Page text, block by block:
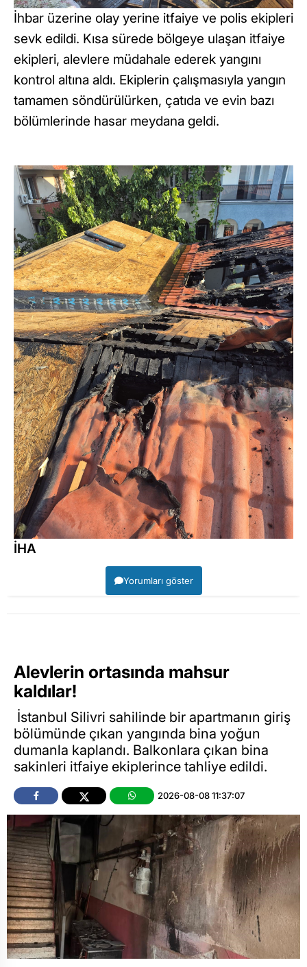
İhbar üzerine olay yerine itfaiye ve polis ekipleri
sevk edildi. Kısa sürede bölgeye ulaşan itfaiye
ekipleri, alevlere müdahale ederek yangını
kontrol altına aldı. Ekiplerin çalışmasıyla yangın
tamamen söndürülürken, çatıda ve evin bazı
bölümlerinde hasar meydana geldi.
İHA
Yorumları göster
Alevlerin ortasında mahsur
kaldılar!
İstanbul Silivri sahilinde bir apartmanın giriş
bölümünde çıkan yangında bina yoğun
dumanla kaplandı. Balkonlara çıkan bina
sakinleri itfaiye ekiplerince tahliye edildi.
2026-08-08 11:37:07